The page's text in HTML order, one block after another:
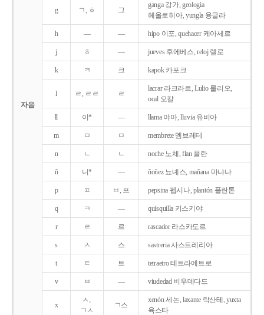
자음
g ㄱ, ㅎ 그
ganga 강가, geologia
헤올로히아, yungla 융글라
h ― ― hipo 이포, quehacer 케아세르
j ㅎ ― jueves 후에베스, reloj 렐로
k ㅋ 크 kapok 카포크
l ㄹ, ㄹㄹ ㄹ
lacrar 라크라르, Lulio 룰리오,
ocal 오칼
ll 이* ― llama 야마, lluvia 유비아
m ㅁ ㅁ membrete 멤브레테
n ㄴ ㄴ noche 노체, flan 플란
ñ 니* ― ñoñez 뇨녜스, mañana 마냐나
p ㅍ ㅂ, 프 pepsina 펩시나, plantón 플란톤
q ㅋ ― quisquilla 키스키야
r ㄹ 르 rascador 라스카도르
s ㅅ 스 sastreria 사스트레리아
t ㅌ 트 tetraetro 테트라에트로
v ㅂ ― viudedad 비우데다드
x
ㅅ,
ㄱㅅ
ㄱ스
xenón 세논, laxante 락산테, yuxta
육스타